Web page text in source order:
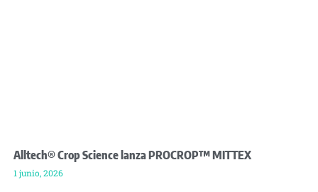
Alltech® Crop Science lanza PROCROP™ MITTEX
1 junio, 2026